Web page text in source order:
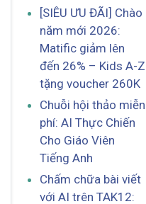
[SIÊU ƯU ĐÃI] Chào
năm mới 2026:
Matific giảm lên
đến 26% – Kids A-Z
tặng voucher 260K
Chuỗi hội thảo miễn
phí: AI Thực Chiến
Cho Giáo Viên
Tiếng Anh
Chấm chữa bài viết
với AI trên TAK12: